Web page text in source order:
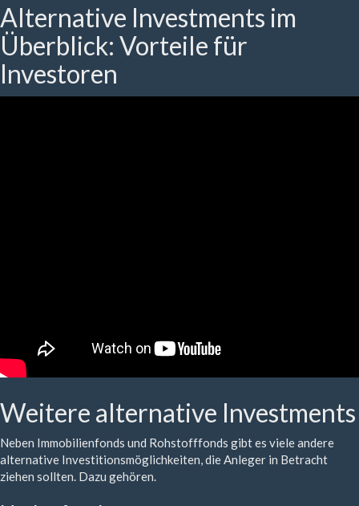
Alternative Investments im
Überblick: Vorteile für
Investoren
Weitere alternative Investments
Neben Immobilienfonds und Rohstofffonds gibt es viele andere
alternative Investitionsmöglichkeiten, die Anleger in Betracht
ziehen sollten. Dazu gehören.